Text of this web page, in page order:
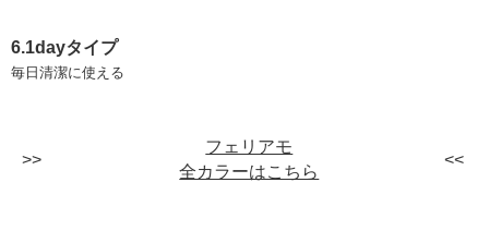
6.1dayタイプ
毎日清潔に使える
フェリアモ
全カラーはこちら